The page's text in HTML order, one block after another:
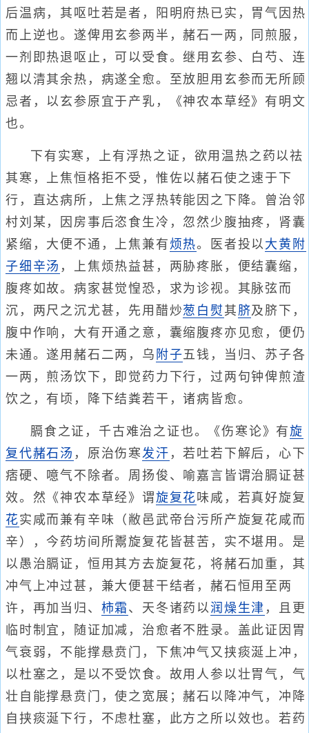
后温病，其呕吐若是者，阳明府热已实，胃气因热
而上逆也。遂俾用玄参两半，赭石一两，同煎服，
一剂即热退呕止，可以受食。继用玄参、白芍、连
翘以清其余热，病遂全愈。至放胆用玄参而无所顾
忌者，以玄参原宜于产乳，《神农本草经》有明文
也。
下有实寒，上有浮热之证，欲用温热之药以祛
其寒，上焦恒格拒不受，惟佐以赭石使之速于下
行，直达病所，上焦之浮热转能因之下降。曾治邻
村刘某，因房事后恣食生冷，忽然少腹抽疼，肾囊
紧缩，大便不通，上焦兼有 烦热。医者投以 大黄附
子细辛汤 ，上焦烦热益甚，两胁疼胀，便结囊缩，
腹疼如故。病家甚觉惶恐，求为诊视。其脉弦而
沉，两尺之沉尤甚，先用醋炒葱白熨其 脐及脐下，
腹中作响，大有开通之意，囊缩腹疼亦见愈，便仍
未通。遂用赭石二两，乌 附子五钱，当归、苏子各
一两，煎汤饮下，即觉药力下行，过两句钟俾煎渣
饮之，有顷，降下结粪若干，诸病皆愈。
膈食之证，千古难治之证也。《伤寒论》有旋
复代赭石汤 ，原治伤寒发汗 ，若吐若下解后，心下
痞硬、噫气不除者。周扬俊、喻嘉言皆谓治膈证甚
效。然《神农本草经》谓旋复花味咸，若真好旋复
花实咸而兼有辛味（敝邑武帝台污所产旋复花咸而
辛），今药坊间所鬻旋复花皆甚苦，实不堪用。是
以愚治膈证，恒用其方去旋复花，将赭石加重，其
冲气上冲过甚，兼大便甚干结者，赭石恒用至两
许，再加当归、 柿霜 、天冬诸药以润燥生津 ，且更
临时制宜，随证加减，治愈者不胜录。盖此证因胃
气衰弱，不能撑悬贲门，下焦冲气又挟痰涎上冲，
以杜塞之，是以不受饮食。故用人参以壮胃气，气
壮自能撑悬贲门，使之宽展；赭石以降冲气，冲降
自挟痰涎下行，不虑杜塞，此方之所以效也。若药